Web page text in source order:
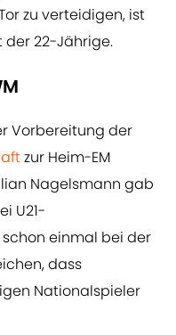
zu verteidigen, ist
der 22-Jährige.
Vorbereitung der
zur Heim-EM
Nagelsmann gab
U21-
einmal bei der
dass
Nationalspieler